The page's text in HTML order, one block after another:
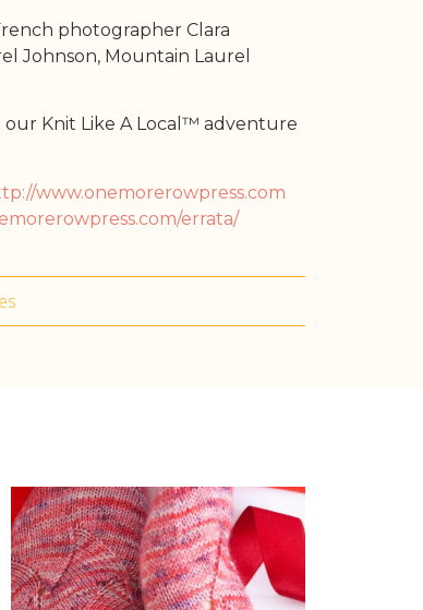
photographer Clara
Johnson, Mountain Laurel
our Knit Like A Local™ adventure
www.onemorerowpress.com
errata/